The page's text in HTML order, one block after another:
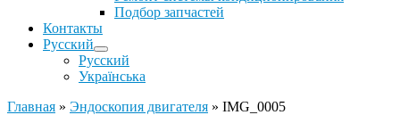
Подбор запчастей
Контакты
Русский
Русский
Українська
Главная » Эндоскопия двигателя » IMG_0005